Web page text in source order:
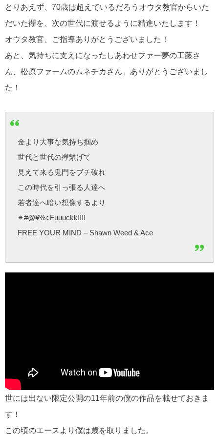
とりあえず、70歳は超えているだろうオウタ教官からいた
だいた襷を、次の世代に渡せるように精進いたします！
オウタ教官、ご指導ありがとうございました！
あと、気持ちに支えになったしあわせファー夢の工藤さ
ん、松原ファームのムネチカさん、ありがとうございまし
た！
金より大事な気持ち掴め
世代と世代の襷繋げて
見えて来る鬼門をブチ破れ
この時代を引っ張る人達へ
若者達へ暗い想像するより
✴︎#@¥%○Fuuuckk!!!!
FREE YOUR MIND – Shawn Weed & Ace
世には出ない限定公開の11年前の僕の作品を載せておきま
す！
この頃のエースより僕は歳を取りました。